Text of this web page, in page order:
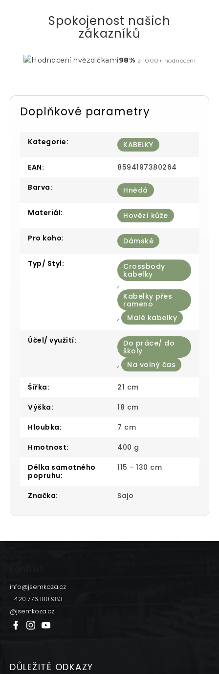
Spokojenost našich
zákazníků
98% z 1000+ hodnocení
Doplňkové parametry
Kategorie: KABELKY
EAN: 8594197380264
Barva: Hnědá
Materiál: Hovězí kůže
Pro koho: Dámské
Typ/ Styl:
Crossbody
kabelky
,
Kabelky přes
rameno
,
Malé kabelky
Účel/ využití:
Do práce/ do
školy
,
Na volný čas
Šířka: 21 cm
Výška: 18 cm
Hloubka: 7 cm
Hmotnost: 400 g
Délka samotného
popruhu:
115 - 130 cm
Značka: Sajo
Z
info@jsemkoza.cz
+420 776 100 983
@jsemkoza.cz
DŮLEŽITÉ ODKAZY